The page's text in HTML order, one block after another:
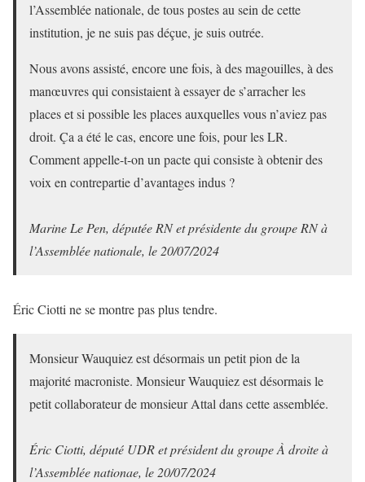
l’Assemblée nationale, de tous postes au sein de cette
institution, je ne suis pas déçue, je suis outrée.
Nous avons assisté, encore une fois, à des magouilles, à des
manœuvres qui consistaient à essayer de s’arracher les
places et si possible les places auxquelles vous n’aviez pas
droit. Ça a été le cas, encore une fois, pour les LR.
Comment appelle-t-on un pacte qui consiste à obtenir des
voix en contrepartie d’avantages indus ?
Marine Le Pen, députée RN et présidente du groupe RN à
l’Assemblée nationale, le 20/07/2024
Éric Ciotti ne se montre pas plus tendre.
Monsieur Wauquiez est désormais un petit pion de la
majorité macroniste. Monsieur Wauquiez est désormais le
petit collaborateur de monsieur Attal dans cette assemblée.
Éric Ciotti, député UDR et président du groupe À droite à
l’Assemblée nationae, le 20/07/2024